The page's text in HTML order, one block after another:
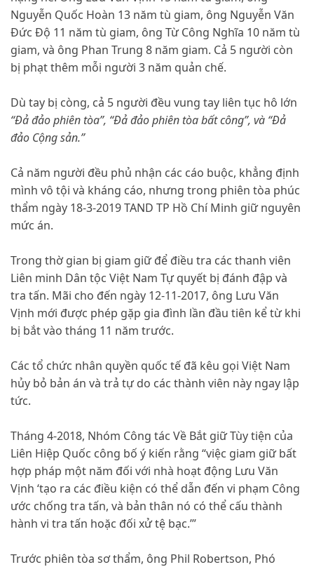
Nguyễn Quốc Hoàn 13 năm tù giam, ông Nguyễn Văn
Đức Độ 11 năm tù giam, ông Từ Công Nghĩa 10 năm tù
giam, và ông Phan Trung 8 năm giam. Cả 5 người còn
bị phạt thêm mỗi người 3 năm quản chế.
Dù tay bị còng, cả 5 người đều vung tay liên tục hô lớn
“Đả đảo phiên tòa”, “Đả đảo phiên tòa bất công”, và “Đả
đảo Cộng sản.”
Cả năm người đều phủ nhận các cáo buộc, khẳng định
mình vô tội và kháng cáo, nhưng trong phiên tòa phúc
thẩm ngày 18-3-2019 TAND TP Hồ Chí Minh giữ nguyên
mức án.
Trong thờ gian bị giam giữ để điều tra các thanh viên
Liên minh Dân tộc Việt Nam Tự quyết bị đánh đập và
tra tấn. Mãi cho đến ngày 12-11-2017, ông Lưu Văn
Vịnh mới được phép gặp gia đình lần đầu tiên kể từ khi
bị bắt vào tháng 11 năm trước.
Các tổ chức nhân quyền quốc tế đã kêu gọi Việt Nam
hủy bỏ bản án và trả tự do các thành viên này ngay lập
tức.
Tháng 4-2018, Nhóm Công tác Về Bắt giữ Tùy tiện của
Liên Hiệp Quốc công bố ý kiến rằng “việc giam giữ bất
hợp pháp một năm đối với nhà hoạt động Lưu Văn
Vịnh ‘tạo ra các điều kiện có thể dẫn đến vi phạm Công
ước chống tra tấn, và bản thân nó có thể cấu thành
hành vi tra tấn hoặc đối xử tệ bạc.’”
Trước phiên tòa sơ thẩm, ông Phil Robertson, Phó